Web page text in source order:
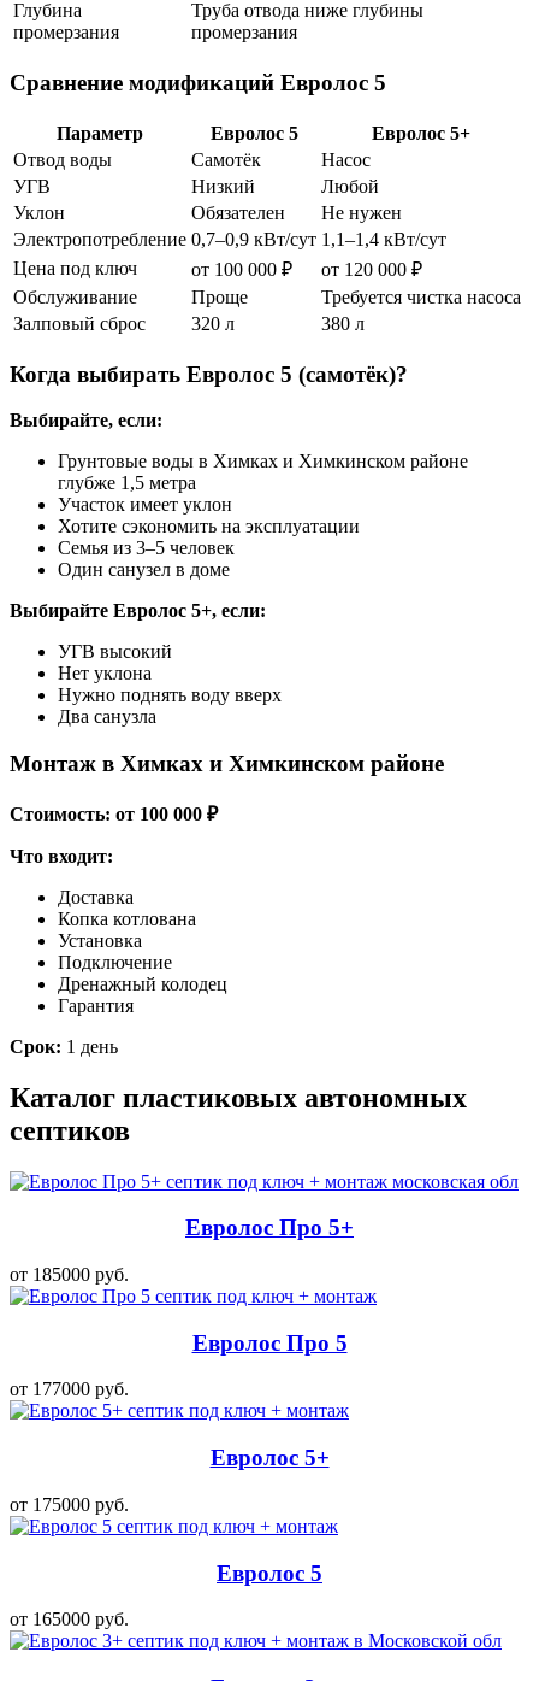
Глубина
промерзания
Труба отвода ниже глубины
промерзания
Сравнение модификаций Евролос 5
Параметр Евролос 5
Евролос 5+
Отвод воды
Самотёк
Насос
УГВ
Низкий
Любой
Уклон
Обязателен
Не нужен
Электропотребление 0,7–0,9 кВт/сут 1,1–1,4 кВт/сут
Цена под ключ
от 100 000 ₽
от 120 000 ₽
Обслуживание
Проще
Требуется чистка насоса
Залповый сброс
320 л 380 л
Когда выбирать Евролос 5 (самотёк)?
Выбирайте, если:
Грунтовые воды в Химках и Химкинском районе
глубже 1,5 метра
Участок имеет уклон
Хотите сэкономить на эксплуатации
Семья из 3–5 человек
Один санузел в доме
Выбирайте Евролос 5+, если:
УГВ высокий
Нет уклона
Нужно поднять воду вверх
Два санузла
Монтаж в Химках и Химкинском районе
Стоимость: от 100 000 ₽
Что входит:
Доставка
Копка котлована
Установка
Подключение
Дренажный колодец
Гарантия
Срок: 1 день
Каталог пластиковых автономных
септиков
Евролос Про 5+
от 185000 руб.
Евролос Про 5
от 177000 руб.
Евролос 5+
от 175000 руб.
Евролос 5
от 165000 руб.